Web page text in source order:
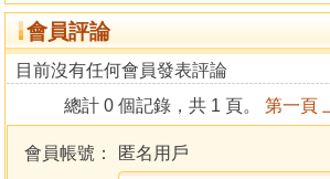
會員評論
目前沒有任何會員發表評論
總計 0 個記錄，共 1 頁。 第一頁
會員帳號：
匿名用戶